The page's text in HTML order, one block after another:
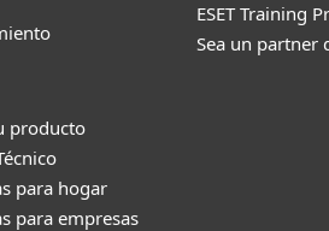
producto
para hogar
para empresas
ESET Training
Sea un partner